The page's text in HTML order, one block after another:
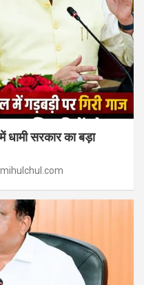
सरकार का बड़ा